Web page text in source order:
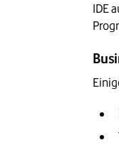
IDE